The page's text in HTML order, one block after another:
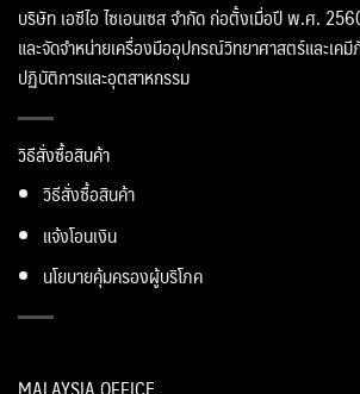
บริษัท เอซีไอ ไซเอนเซส จำกัด ก่อตั้งเมื่อปี พ.ศ.
และจัดจำหน่ายเครื่องมืออุปกรณ์วิทยาศาสตร์และเ
ปฏิบัติการและอุตสาหกรรม
วิธีสั่งซื้อสินค้า
วิธีสั่งซื้อสินค้า
แจ้งโอนเงิน
นโยบายคุ้มครองผู้บริโภค